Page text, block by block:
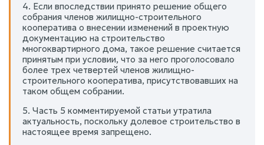
4. Если впоследствии принято решение общего
собрания членов жилищно-строительного
кооператива о внесении изменений в проектную
документацию на строительство
многоквартирного дома, такое решение считается
принятым при условии, что за него проголосовало
более трех четвертей членов жилищно-
строительного кооператива, присутствовавших на
таком общем собрании.
5. Часть 5 комментируемой статьи утратила
актуальность, поскольку долевое строительство в
настоящее время запрещено.